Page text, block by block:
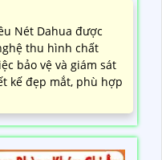
Nét Dahua được
thu hình chất
bảo vệ và giám sát
kế đẹp mắt, phù hợp